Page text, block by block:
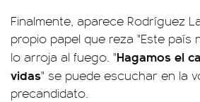
Finalmente, aparece Rodríguez
propio papel que reza "Este país
lo arroja al fuego. "Hagamos el
vidas" se puede escuchar en la
precandidato.